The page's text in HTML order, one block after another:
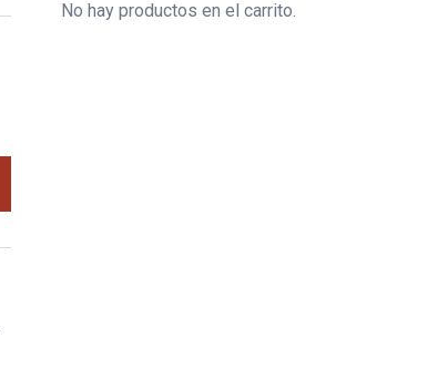
No hay productos en el carrito.